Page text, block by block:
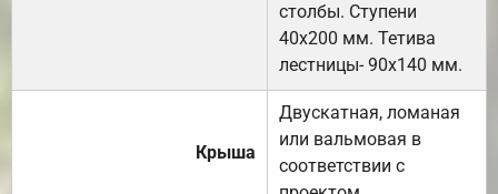
столбы. Ступени
40х200 мм. Тетива
лестницы- 90х140 мм.
Крыша
Двускатная, ломаная
или вальмовая в
соответствии с